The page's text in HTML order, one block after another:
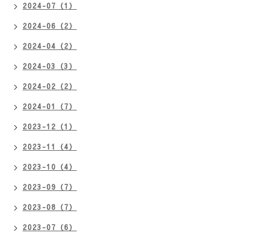
2024-07（1）
2024-06（2）
2024-04（2）
2024-03（3）
2024-02（2）
2024-01（7）
2023-12（1）
2023-11（4）
2023-10（4）
2023-09（7）
2023-08（7）
2023-07（6）